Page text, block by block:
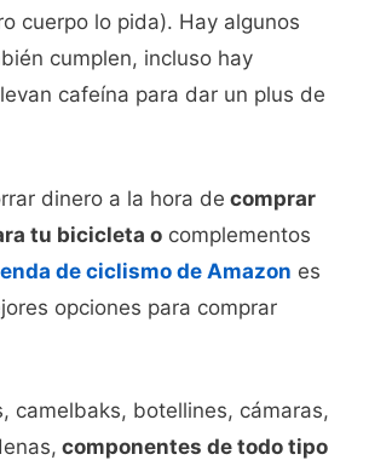
cuerpo lo pida). Hay algunos
cumplen, incluso hay
cafeína para dar un plus de
dinero a la hora de comprar
tu bicicleta o complementos
de ciclismo de Amazon es
opciones para comprar
camelbaks, botellines, cámaras,
componentes de todo tipo